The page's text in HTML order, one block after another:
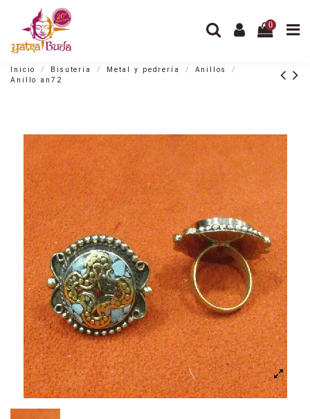
0
Inicio Bisuteria Metal y pedrería
Anillos
Anillo an72